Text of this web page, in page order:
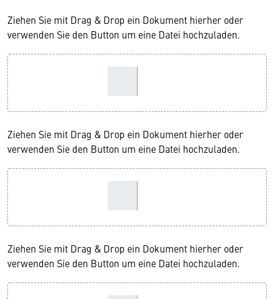
Ziehen Sie mit Drag & Drop ein Dokument hierher oder
verwenden Sie den Button um eine Datei hochzuladen.
Ziehen Sie mit Drag & Drop ein Dokument hierher oder
verwenden Sie den Button um eine Datei hochzuladen.
Ziehen Sie mit Drag & Drop ein Dokument hierher oder
verwenden Sie den Button um eine Datei hochzuladen.